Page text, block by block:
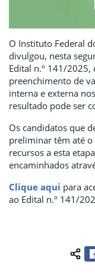
O Instituto Federal
divulgou, nesta
Edital n.º 141/2025,
preenchimento de
interna e externa
resultado pode ser
Os candidatos que
preliminar têm até
recursos a esta
encaminhados
Clique aqui para
ao Edital n.º 141/